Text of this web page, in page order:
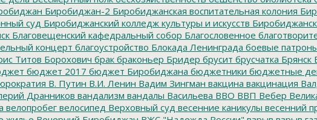
Биробиджан-2 Биробиджанская воспитательная колония
суд Биробиджанский колледж культуры и искусств
Благовещенский кафедральный собор Благословенное
концерт благоустройство Блокада Ленинграда боевые
Титов Борохович брак браконьер Бридер брусит брусчатка Брянск
бюджет 2017 бюджет Биробиджана бюджетники бюджетные
В. Путин В.И. Ленин Вадим Зингман вакцина вакцинация
Дранников вандализм вандалы Васильева ВВО ВВП Вебер
велопробег велосипед Верховный суд весенние каникулы весенний